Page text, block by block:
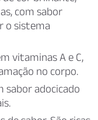
com sabor
o sistema
vitaminas A e C,
no corpo.
sabor adocicado